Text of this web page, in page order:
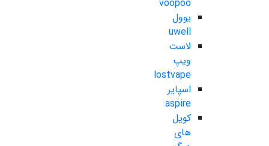
voopoo
یوول
uwell
لاست
ویپ
lostvape
اسپایر
aspire
کویل
های